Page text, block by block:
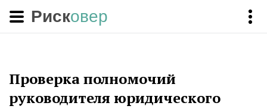
Рисковер
Проверка полномочий
руководителя юридического